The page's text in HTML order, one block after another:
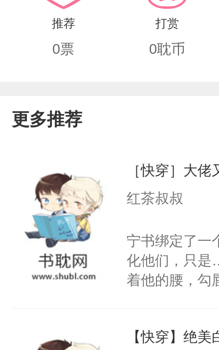
推荐
0票
打赏
0耽币
更多推荐
［快穿］大
红茶叔叔
宁书绑定了一
化他们，只是
着他的腰，勾
来，给老公
【快穿】绝